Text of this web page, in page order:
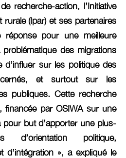
recherche-action, l’Initiative
rurale (Ipar) et ses partenaires
réponse pour une meilleure
des migrations
d’influer sur les politique des
et surtout sur les
publiques. Cette recherche
financée par OSIWA sur une
but d’apporter une plus-
politique,
d’intégration », a expliqué le